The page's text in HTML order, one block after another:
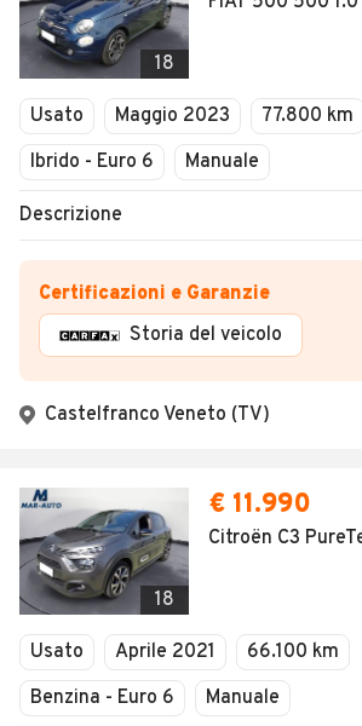
18
Usato Maggio 2023
77.800 km
Ibrido - Euro 6
Manuale
Descrizione
Certificazioni e Garanzie
Storia del veicolo
Castelfranco Veneto (TV)
18
€ 11.990
Citroën C3
Usato Aprile 2021
66.100 km
Benzina - Euro 6
Manuale